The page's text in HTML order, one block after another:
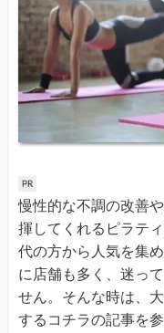
慢性的な不調の改善
揮してくれるピラテ
代の方から人気を集
に店舗も多く、迷っ
せん。そんな時は、
するコチラの記事を